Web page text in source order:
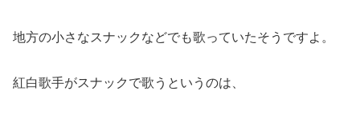
地方の小さなスナックなどでも歌っていたそうですよ。
紅白歌手がスナックで歌うというのは、